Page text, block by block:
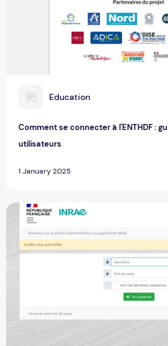
E Education
Comment se connecter à l'ENTHDF :
utilisateurs
1 January 2025
Comment accéder à votre